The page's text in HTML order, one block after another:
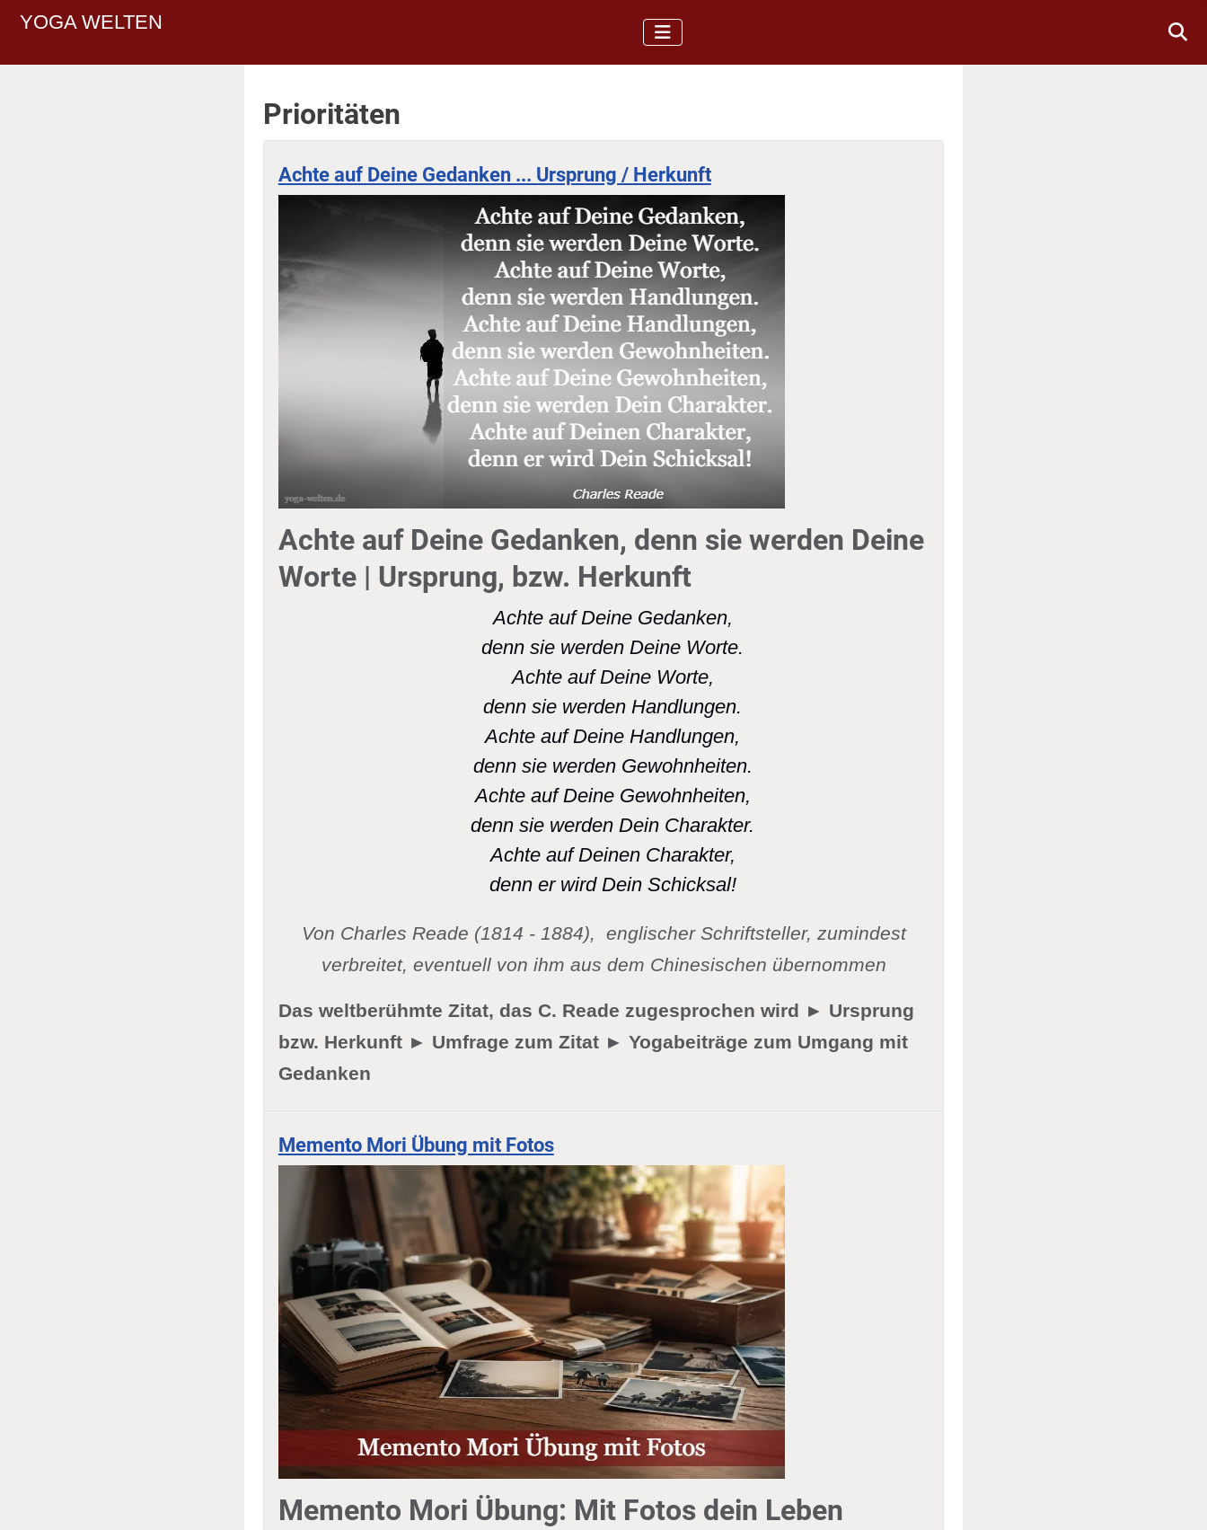
YOGA WELTEN
Prioritäten
Achte auf Deine Gedanken ... Ursprung / Herkunft
Achte auf Deine Gedanken, denn sie werden Deine
Worte | Ursprung, bzw. Herkunft
Achte auf Deine Gedanken,
denn sie werden Deine Worte.
Achte auf Deine Worte,
denn sie werden Handlungen.
Achte auf Deine Handlungen,
denn sie werden Gewohnheiten.
Achte auf Deine Gewohnheiten,
denn sie werden Dein Charakter.
Achte auf Deinen Charakter,
denn er wird Dein Schicksal!
Von Charles Reade (1814 - 1884), englischer Schriftsteller, zumindest
verbreitet, eventuell von ihm aus dem Chinesischen übernommen
Das weltberühmte Zitat, das C. Reade zugesprochen wird ► Ursprung
bzw. Herkunft ► Umfrage zum Zitat ► Yogabeiträge zum Umgang mit
Gedanken
Memento Mori Übung mit Fotos
Memento Mori Übung: Mit Fotos dein Leben